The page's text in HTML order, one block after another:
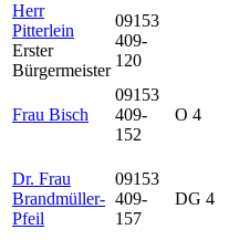
Herr
Pitterlein
Erster
Bürgermeister
09153
409-
120
Frau Bisch
09153
409-
152
O 4
Dr. Frau
Brandmüller-
Pfeil
09153
409-
157
DG 4